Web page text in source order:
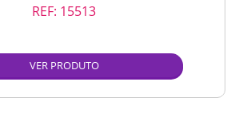
REF: 15513
VER PRODUTO